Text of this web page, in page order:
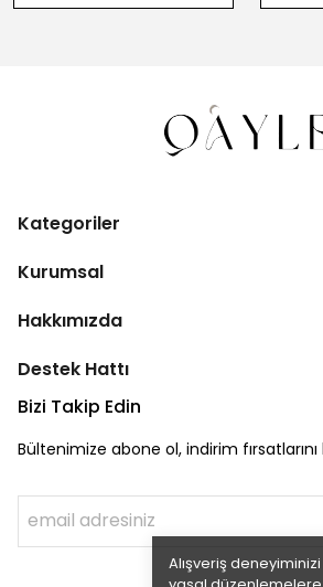
Alışveriş
Kategoriler
Kurumsal
Hakkımızda
Destek Hattı
Bizi Takip Edin
Bültenimize abone ol, indirim fırsatlarını